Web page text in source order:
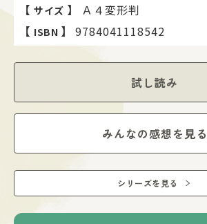
す。
各章の章末には「人体の発見と医療の歴
れ、これまでどのように人のからだにつ
流行の歴史も取り上げています。
『どっちが強い!?』シリーズの人気キャ
むだけではなく、自然と自分の頭で考え
※一部カバーが変更になっているものが
は表示画像の２枚めをご参照ください。
りませんのでご注意ください。
【 サイズ 】
Ａ４変形判
【 ISBN 】 9784041118542
試し読み
みんなの感想を見る
シリーズを見る